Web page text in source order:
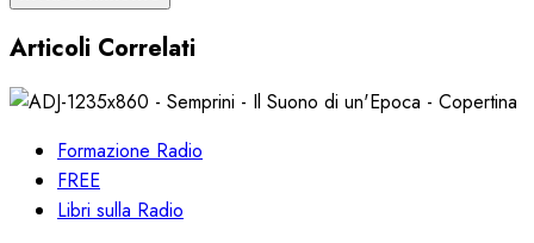
Articoli Correlati
Formazione Radio
FREE
Libri sulla Radio